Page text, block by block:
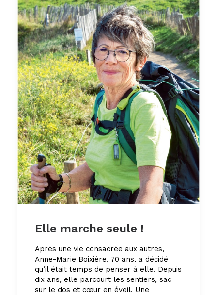
Elle marche seule !
Après une vie consacrée aux autres,
Anne-Marie Boixière, 70 ans, a décidé
qu’il était temps de penser à elle. Depuis
dix ans, elle parcourt les sentiers, sac
sur le dos et cœur en éveil. Une